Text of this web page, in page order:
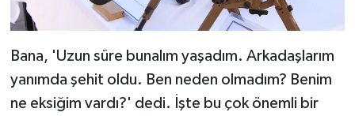
Bana, 'Uzun süre bunalım yaşadım. Arkadaşlarım
yanımda şehit oldu. Ben neden olmadım? Benim
ne eksiğim vardı?' dedi. İşte bu çok önemli bir